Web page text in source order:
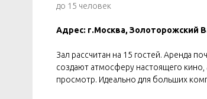
до 15 человек
Адрес: г.Москва, Золоторожский
Зал рассчитан на 15 гостей. Аренда
создают атмосферу настоящего
просмотр. Идеально для больших